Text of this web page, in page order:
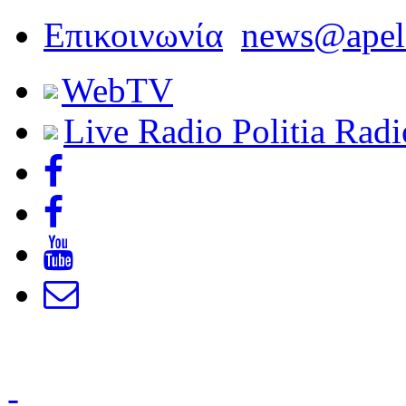
Επικοινωνία
WebTV
Live Radio Politia